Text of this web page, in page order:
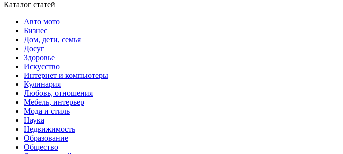
Каталог статей
Авто мото
Бизнес
Дом, дети, семья
Досуг
Здоровье
Искусство
Интернет и компьютеры
Кулинария
Любовь, отношения
Мебель, интерьер
Мода и стиль
Наука
Недвижимость
Образование
Общество